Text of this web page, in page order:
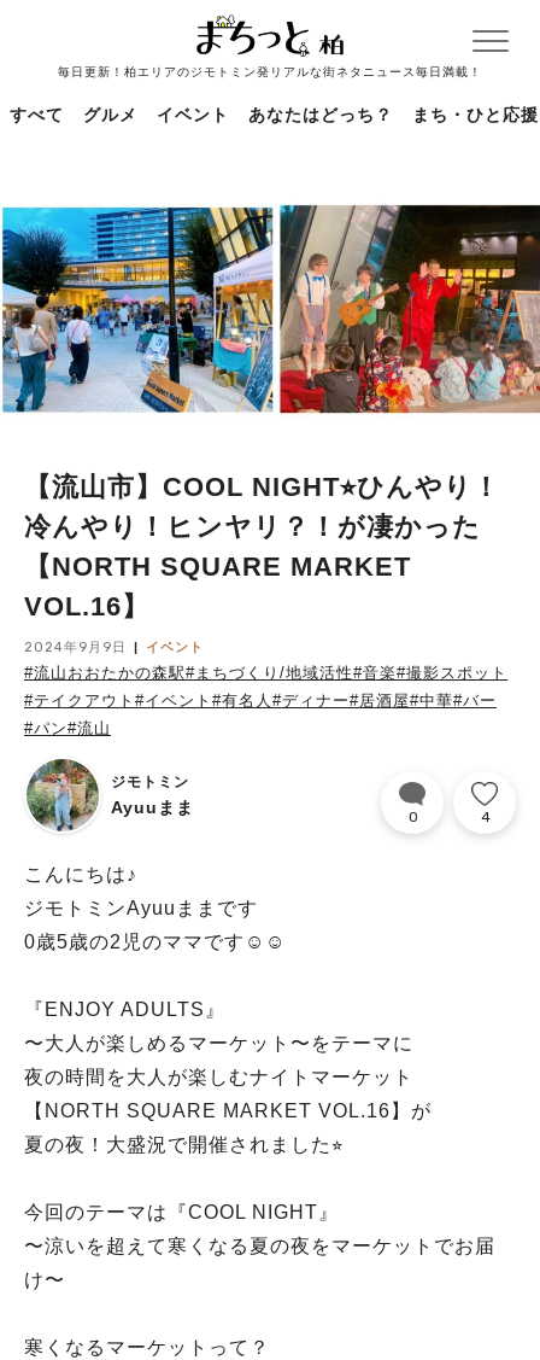
毎日更新！柏エリアのジモトミン発リアルな街ネタニュース毎日満載！
すべて グルメ イベント あなたはどっち？ まち・ひと応援
【流山市】COOL NIGHT⭐︎ひんやり！
冷んやり！ヒンヤリ？！が凄かった
【NORTH SQUARE MARKET
VOL.16】
2024年9月9日 イベント
#流山おおたかの森駅#まちづくり/地域活性#音楽#撮影スポット
#テイクアウト #イベント #有名人 #ディナー#居酒屋#中華#バー
#パン#流山
ジモトミン
Ayuuまま 0 4
こんにちは♪
ジモトミンAyuuままです
0歳5歳の2児のママです☺︎☺︎
『ENJOY ADULTS』
〜大人が楽しめるマーケット〜をテーマに
夜の時間を大人が楽しむナイトマーケット
【NORTH SQUARE MARKET VOL.16】が
夏の夜！大盛況で開催されました⭐︎
今回のテーマは『COOL NIGHT』
〜涼いを超えて寒くなる夏の夜をマーケットでお届
け〜
寒くなるマーケットって？